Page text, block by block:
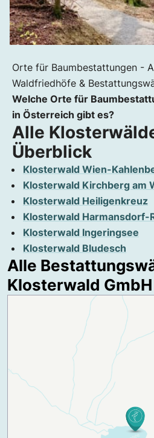
Orte für Baumbestattungen -
Waldfriedhöfe &
Welche Orte für
in Österreich gibt es?
Alle
Überblick
Klosterwald Wien-
Klosterwald Kirchberg am
Klosterwald Heiligenkreuz
Klosterwald Harmansdorf-
Klosterwald Ingeringsee
Klosterwald Bludesch
Alle
Klosterwald